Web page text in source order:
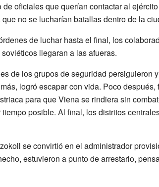
oficiales que querían contactar al
no se lucharían batallas dentro de la
de luchar hasta el final, los
llegaran a las afueras.
de los grupos de seguridad persiguieron
logró escapar con vida. Poco
para que Viena se rindiera sin
posible. Al final, los distritos
se convirtió en el administrador
estuvieron a punto de arrestarlo,